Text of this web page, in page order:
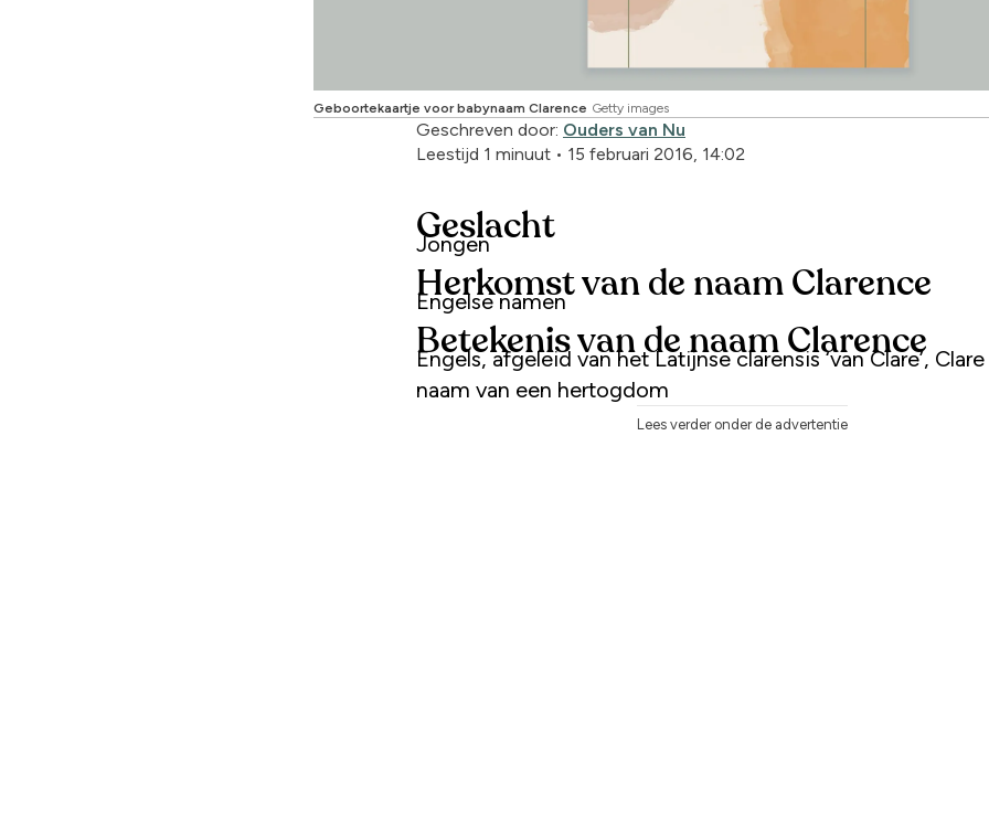
Geboortekaartje voor babynaam Clarence Getty images
Geschreven door: Ouders van Nu
Leestijd 1 minuut • 15 februari 2016, 14:02
Geslacht
Jongen
Herkomst van de naam Clarence
Engelse namen
Betekenis van de naam Clarence
Engels, afgeleid van het Latijnse clarensis ‘van Clare’,
naam van een hertogdom
Lees verder onder de advertentie